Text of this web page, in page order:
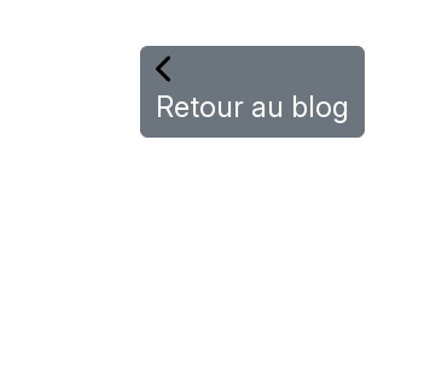
Retour au blog